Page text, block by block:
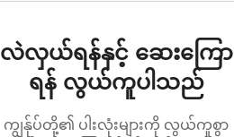
လဲလှယ်ရန်နှင့် ဆေးကြော
ရန် လွယ်ကူပါသည်
ကျွန်ုပ်တို့၏ ပါးလုံးများကို လွယ်ကူစွာ